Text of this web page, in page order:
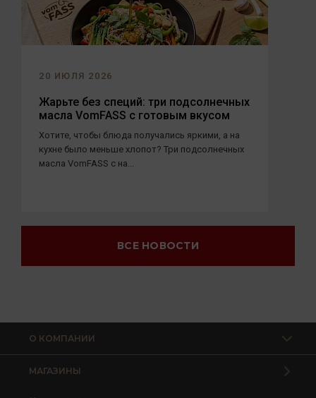
20 ИЮЛЯ 2026
Жарьте без специй: три подсолнечных
масла VomFASS с готовым вкусом
Хотите, чтобы блюда получались яркими, а на
кухне было меньше хлопот? Три подсолнечных
масла VomFASS с на...
ВСЕ НОВОСТИ
О КОМПАНИИ
МАГАЗИНЫ